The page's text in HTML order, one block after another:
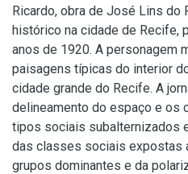
Ricardo, obra de José Lins do
histórico na cidade de Recife,
anos de 1920. A personagem
paisagens típicas do interior
cidade grande do Recife. A
delineamento do espaço e os
tipos sociais subalternizados
das classes sociais expostas
grupos dominantes e da